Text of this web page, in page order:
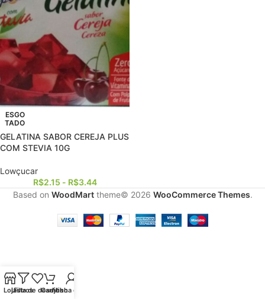
ESGO
TADO
GELATINA SABOR CEREJA PLUS
COM STEVIA 10G
Lowçucar
R$2.15 - R$3.44
Based on WoodMarttheme© 2026 WooCommerce Themes.
LojaFiltros
Lista de desejos
Carrinho
Minha conta